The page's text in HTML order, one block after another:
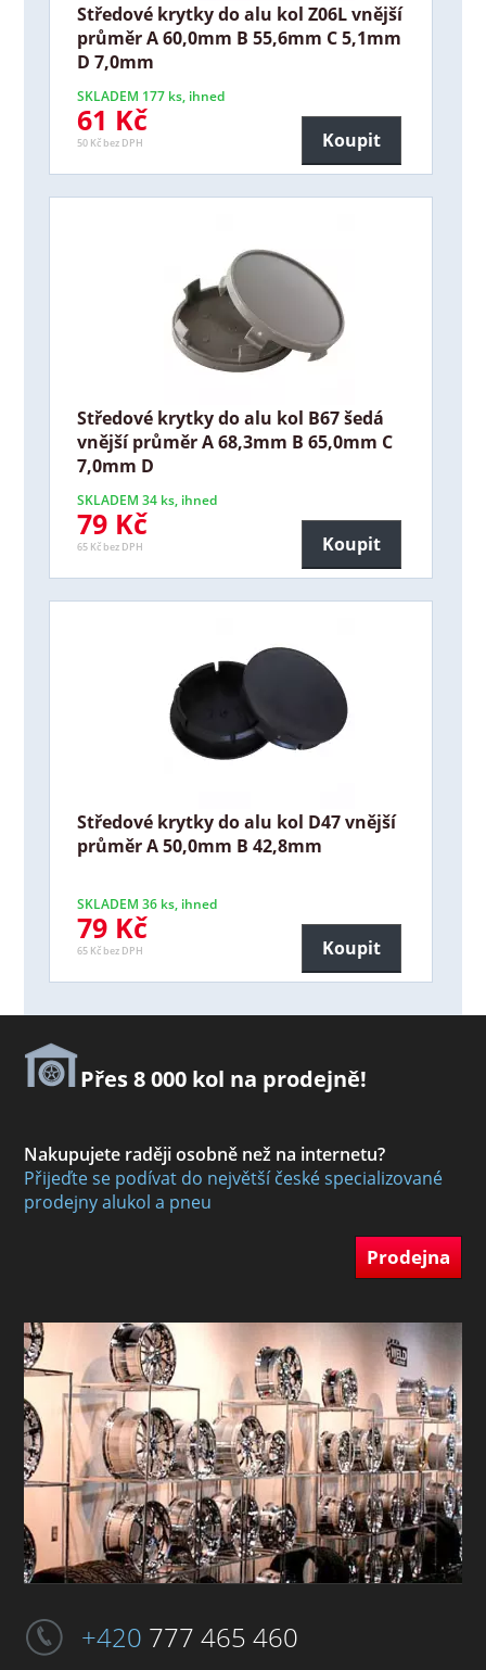
Středové krytky do alu kol Z06L vnější
průměr A 60,0mm B 55,6mm C 5,1mm
D 7,0mm
SKLADEM 177 ks, ihned
61 Kč
50 Kč bez DPH Koupit
Středové krytky do alu kol B67 šedá
vnější průměr A 68,3mm B 65,0mm C
7,0mm D
SKLADEM 34 ks, ihned
79 Kč
65 Kč bez DPH Koupit
Středové krytky do alu kol D47 vnější
průměr A 50,0mm B 42,8mm
SKLADEM 36 ks, ihned
79 Kč
65 Kč bez DPH Koupit
Přes 8 000 kol na prodejně!
Nakupujete raději osobně než na internetu?
Přijeďte se podívat do největší české specializované
prodejny alukol a pneu
Prodejna
+420 777 465 460